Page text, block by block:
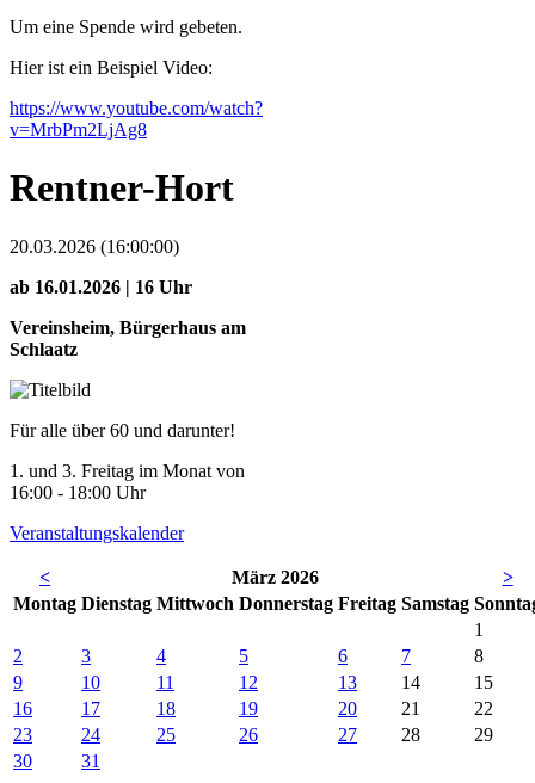
Um eine Spende wird gebeten.
Hier ist ein Beispiel Video:
https://www.youtube.com/watch?
v=MrbPm2LjAg8
Rentner-Hort
20.03.2026 (16:00:00)
ab 16.01.2026 | 16 Uhr
Vereinsheim, Bürgerhaus am
Schlaatz
Für alle über 60 und darunter!
1. und 3. Freitag im Monat von
16:00 - 18:00 Uhr
Veranstaltungskalender
< März 2026
>
Montag Dienstag Mittwoch Donnerstag Freitag Samstag So
1
2
3 4 5 6 7
8
9
10 11 12 13 14
15
16
17 18 19 20 21
22
23
24 25 26 27 28
29
30
31